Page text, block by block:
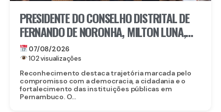
PRESIDENTE DO CONSELHO DISTRITAL DE
FERNANDO DE NORONHA, MILTON LUNA,
RECEBE MEDALHA DO MÉRITO ELEITORAL
FREI CANECA, UMA DAS MAIORES
HONRARIAS DO TRE-PE
07/08/2026
102 visualizações
Reconhecimento destaca trajetória marcada pelo
compromisso com a democracia, a cidadania e o
fortalecimento das instituições públicas em
Pernambuco. O...